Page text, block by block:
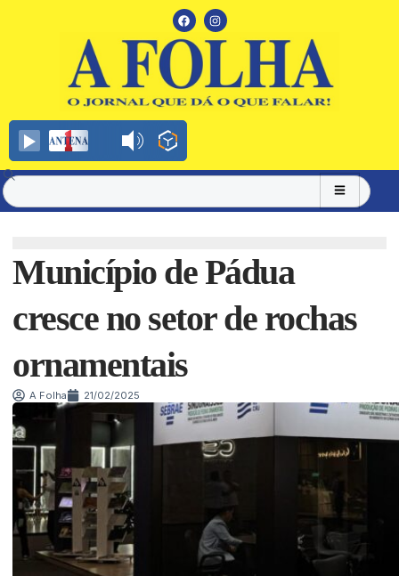
Município de Pádua
cresce no setor de rochas
ornamentais
A Folha 21/02/2025